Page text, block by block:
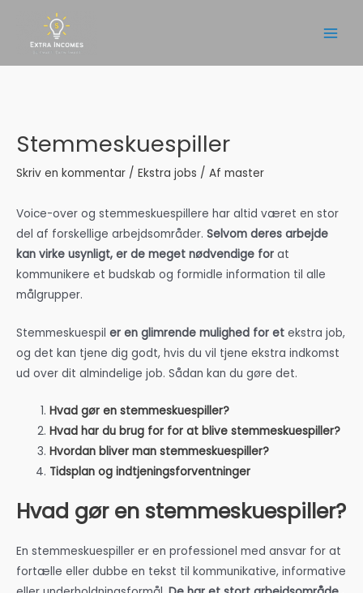
indholdet
Stemmeskuespiller
Skriv en kommentar / Ekstra jobs / Af master
Voice-over og stemmeskuespillere har altid været en stor
del af forskellige arbejdsområder. Selvom deres arbejde
kan virke usynligt, er de meget nødvendige for at
kommunikere et budskab og formidle information til alle
målgrupper.
Stemmeskuespil er en glimrende mulighed for et ekstra job,
og det kan tjene dig godt, hvis du vil tjene ekstra indkomst
ud over dit almindelige job. Sådan kan du gøre det.
Hvad gør en stemmeskuespiller?
Hvad har du brug for for at blive stemmeskuespiller?
Hvordan bliver man stemmeskuespiller?
Tidsplan og indtjeningsforventninger
Hvad gør en stemmeskuespiller?
En stemmeskuespiller er en professionel med ansvar for at
fortælle eller dubbe en tekst til kommunikative, informative